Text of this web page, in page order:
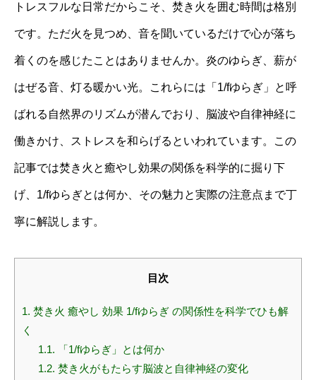
トレスフルな日常だからこそ、焚き火を囲む時間は格別
です。ただ火を見つめ、音を聞いているだけで心が落ち
着くのを感じたことはありませんか。炎のゆらぎ、薪が
はぜる音、灯る暖かい光。これらには「1/fゆらぎ」と呼
ばれる自然界のリズムが潜んでおり、脳波や自律神経に
働きかけ、ストレスを和らげるといわれています。この
記事では焚き火と癒やし効果の関係を科学的に掘り下
げ、1/fゆらぎとは何か、その魅力と実際の注意点まで丁
寧に解説します。
目次
1. 焚き火 癒やし 効果 1/fゆらぎ の関係性を科学でひも解
く
1.1. 「1/fゆらぎ」とは何か
1.2. 焚き火がもたらす脳波と自律神経の変化